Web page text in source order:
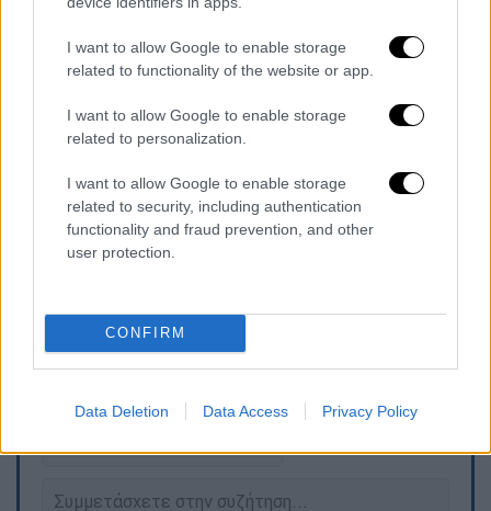
I want to allow Google to enable storage
related to functionality of the website or app.
I want to allow Google to enable storage
related to personalization.
I want to allow Google to enable storage
related to security, including authentication
functionality and fraud prevention, and other
user protection.
CONFIRM
Data Deletion Data Access Privacy Policy
περαστικούς.
Οι δράστες, οι οποίοι προέρχονταν από την
πόλη Χεβρώνα της Δυτικής Όχθης, τελικά
εξουδετερώθηκαν από τις δυνάμεις
ασφαλείας και οπλισμένους πολίτες.
Ο Καρούσης, φοιτητής αρχιτεκτονικής στο
Τελ Αβίβ, βρέθηκε στο σημείο στο πλαίσιο
έρευνας,που πραγματοποιούσε για το